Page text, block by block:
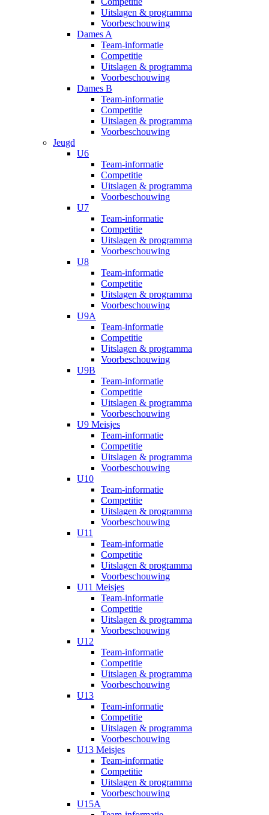
Uitslagen & programma
Voorbeschouwing
Dames A
Team-informatie
Competitie
Uitslagen & programma
Voorbeschouwing
Dames B
Team-informatie
Competitie
Uitslagen & programma
Voorbeschouwing
Jeugd
U6
Team-informatie
Competitie
Uitslagen & programma
Voorbeschouwing
U7
Team-informatie
Competitie
Uitslagen & programma
Voorbeschouwing
U8
Team-informatie
Competitie
Uitslagen & programma
Voorbeschouwing
U9A
Team-informatie
Competitie
Uitslagen & programma
Voorbeschouwing
U9B
Team-informatie
Competitie
Uitslagen & programma
Voorbeschouwing
U9 Meisjes
Team-informatie
Competitie
Uitslagen & programma
Voorbeschouwing
U10
Team-informatie
Competitie
Uitslagen & programma
Voorbeschouwing
U11
Team-informatie
Competitie
Uitslagen & programma
Voorbeschouwing
U11 Meisjes
Team-informatie
Competitie
Uitslagen & programma
Voorbeschouwing
U12
Team-informatie
Competitie
Uitslagen & programma
Voorbeschouwing
U13
Team-informatie
Competitie
Uitslagen & programma
Voorbeschouwing
U13 Meisjes
Team-informatie
Competitie
Uitslagen & programma
Voorbeschouwing
U15A